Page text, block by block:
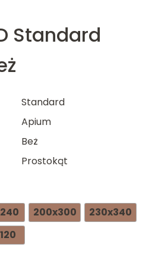
Standard
Standard
Apium
Beż
Prostokąt
200x300
230x340